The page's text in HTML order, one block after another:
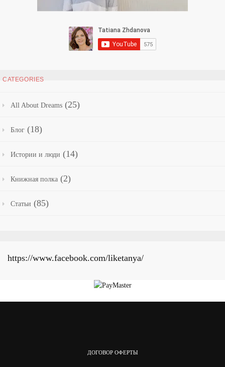
CATEGORIES
All About Dreams (25)
Блог (18)
Истории и люди (14)
Книжная полка (2)
Статьи (85)
https://www.facebook.com/liketanya/
ДОГОВОР ОФЕРТЫ